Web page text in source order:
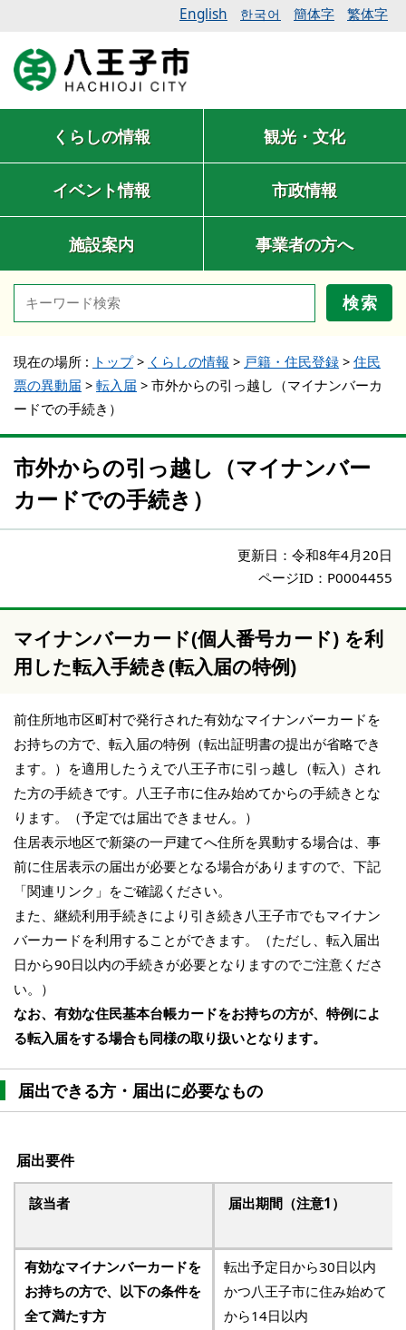
English 한국어 簡体字 繁体字
くらしの情報 観光・文化
イベント情報 市政情報
施設案内 事業者の方へ
検索
現在の場所 : トップ> くらしの情報 > 戸籍・住民登録 > 住民
票の異動届 > 転入届 > 市外からの引っ越し（マイナンバーカ
ードでの手続き）
市外からの引っ越し（マイナンバー
カードでの手続き）
更新日： 令和8年4月20日
ページID：P0004455
マイナンバーカード(個人番号カード) を利
用した転入手続き(転入届の特例)
前住所地市区町村で発行された有効なマイナンバーカードを
お持ちの方で、転入届の特例（転出証明書の提出が省略でき
ます。）を適用したうえで八王子市に引っ越し（転入）され
た方の手続きです。八王子市に住み始めてからの手続きとな
ります。（予定では届出できません。）
住居表示地区で新築の一戸建てへ住所を異動する場合は、事
前に住居表示の届出が必要となる場合がありますので、下記
「関連リンク」をご確認ください。
また、継続利用手続きにより引き続き八王子市でもマイナン
バーカードを利用することができます。（ただし、転入届出
日から90日以内の手続きが必要となりますのでご注意くださ
い。）
なお、有効な住民基本台帳カードをお持ちの方が、特例によ
る転入届をする場合も同様の取り扱いとなります。
届出できる方・届出に必要なもの
届出要件
該当者 届出期間（注意1）
有効なマイナンバーカードを
お持ちの方で、以下の条件を
全て満たす方
転出予定日から30日以内
かつ八王子市に住み始めて
から14日以内